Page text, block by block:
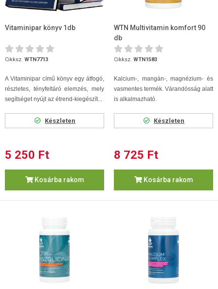
Vitaminipar könyv 1db
Cikksz. WTN7713
A Vitaminipar című könyv egy átfogó,
részletes, tényfeltáró elemzés, mely
segítséget nyújt az étrend-kiegészít...
Készleten
5 250 Ft
Kosárba rakom
WTN Multivitamin komfort 90
db
Cikksz. WTN1583
Kalcium-, mangán-, magnézium- és
vasmentes termék. Várandósság alatt
is alkalmazható.
Készleten
8 725 Ft
Kosárba rakom